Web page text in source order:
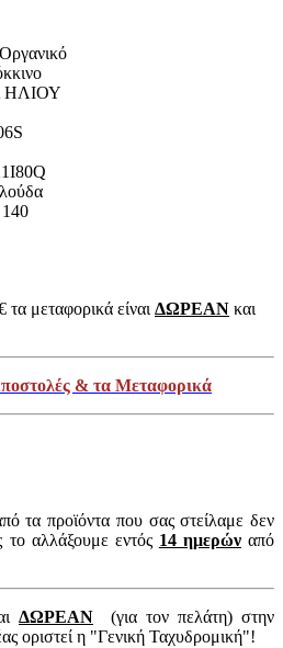
ΗΛΙΟΥ
140
μεταφορικά είναιΔΩΡΕΑΝ και
& τα Μεταφορικά
τα προϊόντα που σας στείλαμε δεν
αλλάξουμε εντός 14 ημερώναπό
ΔΩΡΕΑΝ (για τον πελάτη) στην
οριστεί η "Γενική Ταχυδρομική"!